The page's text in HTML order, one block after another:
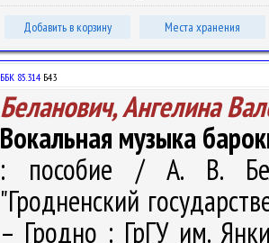
Добавить в корзину Места хранения
ББК 85.314 Б43
Беланович, Ангелина
Вокальная музыка
: пособие / А. В.
"Гродненский
– Гродно : ГрГУ им.